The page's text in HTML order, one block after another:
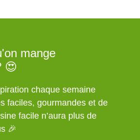
mange
😍
chaque semaine
faciles, gourmandes et de
facile n’aura plus de
🎉